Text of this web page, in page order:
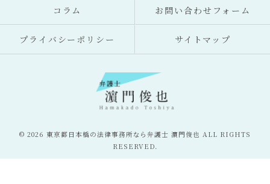
コラム お問い合わせフォーム
プライバシーポリシー サイトマップ
© 2026 東京都日本橋の法律事務所なら弁護士 濵門俊也 ALL RIGHTS
RESERVED.